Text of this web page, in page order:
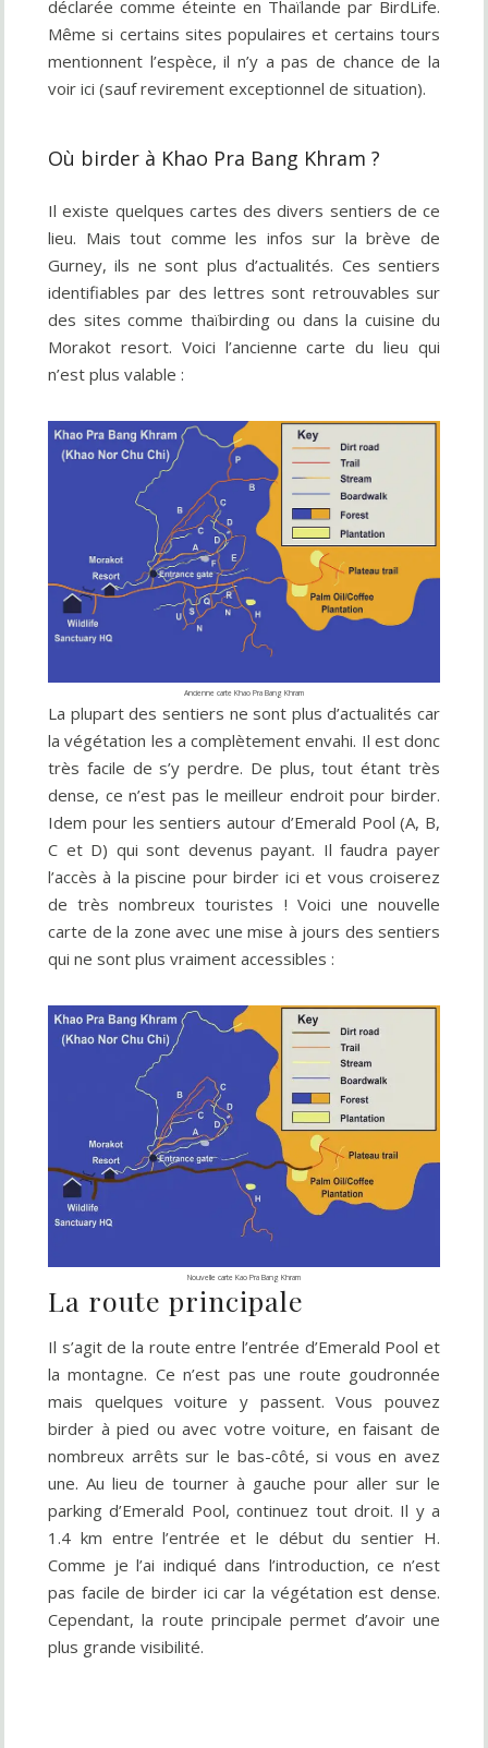
déclarée comme éteinte en Thaïlande par BirdLife.
Même si certains sites populaires et certains tours
mentionnent l’espèce, il n’y a pas de chance de la
voir ici (sauf revirement exceptionnel de situation).
Où birder à Khao Pra Bang Khram ?
Il existe quelques cartes des divers sentiers de ce
lieu. Mais tout comme les infos sur la brève de
Gurney, ils ne sont plus d’actualités. Ces sentiers
identifiables par des lettres sont retrouvables sur
des sites comme thaïbirding ou dans la cuisine du
Morakot resort. Voici l’ancienne carte du lieu qui
n’est plus valable :
Ancienne carte Khao Pra Bang Khram
La plupart des sentiers ne sont plus d’actualités car
la végétation les a complètement envahi. Il est donc
très facile de s’y perdre. De plus, tout étant très
dense, ce n’est pas le meilleur endroit pour birder.
Idem pour les sentiers autour d’Emerald Pool (A, B,
C et D) qui sont devenus payant. Il faudra payer
l’accès à la piscine pour birder ici et vous croiserez
de très nombreux touristes ! Voici une nouvelle
carte de la zone avec une mise à jours des sentiers
qui ne sont plus vraiment accessibles :
Nouvelle carte Kao Pra Bang Khram
La route principale
Il s’agit de la route entre l’entrée d’Emerald Pool et
la montagne. Ce n’est pas une route goudronnée
mais quelques voiture y passent. Vous pouvez
birder à pied ou avec votre voiture, en faisant de
nombreux arrêts sur le bas-côté, si vous en avez
une. Au lieu de tourner à gauche pour aller sur le
parking d’Emerald Pool, continuez tout droit. Il y a
1.4 km entre l’entrée et le début du sentier H.
Comme je l’ai indiqué dans l’introduction, ce n’est
pas facile de birder ici car la végétation est dense.
Cependant, la route principale permet d’avoir une
plus grande visibilité.